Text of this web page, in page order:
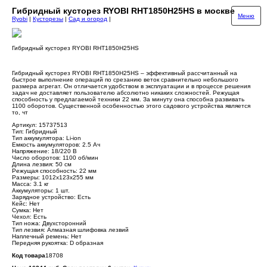
Гибридный кусторез RYOBI RHT1850H25HS в москве
Меню
Ryobi | Кусторезы | Сад и огород |
Гибридный кусторез RYOBI RHT1850H25HS
Гибридный кусторез RYOBI RHT1850H25HS – эффективный рассчитанный на
быстрое выполнение операций по срезанию веток сравнительно небольшого
размера агрегат. Он отличается удобством в эксплуатации и в процессе решения
задач не доставляет пользователю абсолютно никаких сложностей. Режущая
способность у предлагаемой техники 22 мм. За минуту она способна развивать
1100 оборотов. Существенной особенностью этого садового устройства является
то, чт
Артикул: 15737513
Тип: Гибридный
Тип аккумулятора: Li-ion
Емкость аккумуляторов: 2.5 Ач
Напряжение: 18/220 В
Число оборотов: 1100 об/мин
Длина лезвия: 50 см
Режущая способность: 22 мм
Размеры: 1012х123х255 мм
Масса: 3.1 кг
Аккумуляторы: 1 шт.
Зарядное устройство: Есть
Кейс: Нет
Сумка: Нет
Чехол: Есть
Тип ножа: Двухсторонний
Тип лезвия: Алмазная шлифовка лезвий
Наплечный ремень: Нет
Передняя рукоятка: D образная
Код товара18708